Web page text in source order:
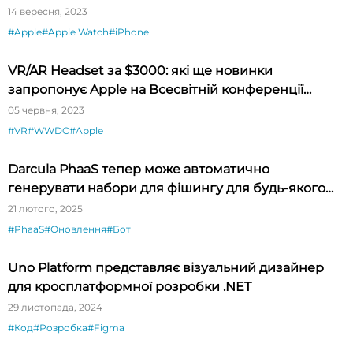
14 вересня, 2023
#Apple#Apple Watch#iPhone
VR/AR Headset за $3000: які ще новинки
запропонує Apple на Всесвітній конференції
розробників 5-9 червня?
05 червня, 2023
#VR#WWDC#Apple
Darcula PhaaS тепер може автоматично
генерувати набори для фішингу для будь-якого
бренду
21 лютого, 2025
#PhaaS#Оновлення#Бот
Uno Platform представляє візуальний дизайнер
для кросплатформної розробки .NET
29 листопада, 2024
#Код#Розробка#Figma